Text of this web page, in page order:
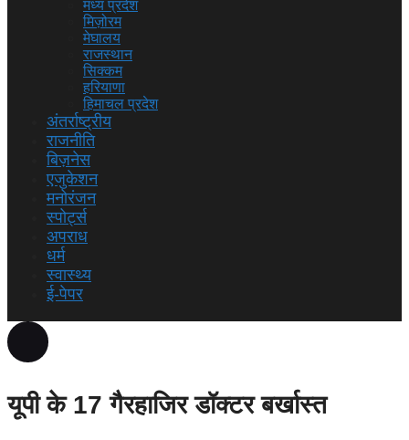
मध्य प्रदेश
मिज़ोरम
मेघालय
राजस्थान
सिक्कम
हरियाणा
हिमाचल प्रदेश
अंतर्राष्ट्रीय
राजनीति
बिज़नेस
एजुकेशन
मनोरंजन
स्पोर्ट्स
अपराध
धर्म
स्वास्थ्य
ई-पेपर
यूपी के 17 गैरहाजिर डॉक्टर बर्खास्त